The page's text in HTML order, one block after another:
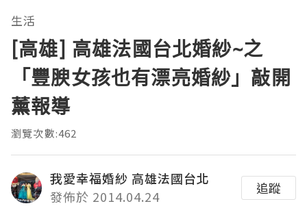
生活
[高雄] 高雄法國台北婚紗~之
「豐腴女孩也有漂亮婚紗」敲開
薰報導
瀏覽次數:462
我愛幸福婚紗 高雄法國台北
發佈於 2014.04.24
追蹤